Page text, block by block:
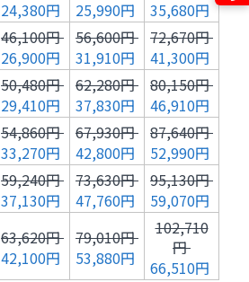
24,380円
25,990円
35,680円
46,100円
26,900円
56,600円
31,910円
72,670円
41,300円
50,480円
29,410円
62,280円
37,830円
80,150円
46,910円
54,860円
33,270円
67,930円
42,800円
87,640円
52,990円
59,240円
37,130円
73,630円
47,760円
95,130円
59,070円
63,620円
42,100円
79,010円
53,880円
102,710
円
66,510円